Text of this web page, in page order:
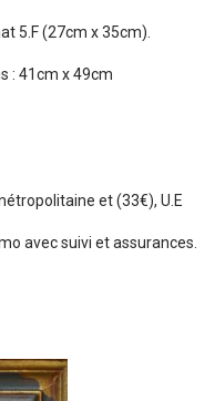
5.F (27cm x 35cm).
: 41cm x 49cm
et (33€), U.E
avec suivi et assurances.